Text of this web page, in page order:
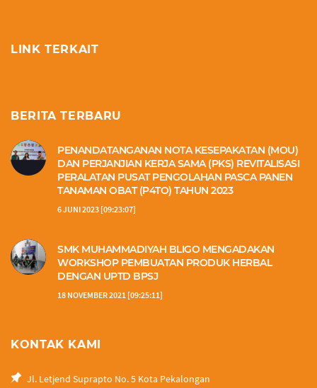
LINK TERKAIT
BERITA TERBARU
PENANDATANGANAN NOTA KESEPAKATAN (MOU)
DAN PERJANJIAN KERJA SAMA (PKS) REVITALISASI
PERALATAN PUSAT PENGOLAHAN PASCA PANEN
TANAMAN OBAT (P4TO) TAHUN 2023
6 JUNI 2023 [09:23:07]
SMK MUHAMMADIYAH BLIGO MENGADAKAN
WORKSHOP PEMBUATAN PRODUK HERBAL
DENGAN UPTD BPSJ
18 NOVEMBER 2021 [09:25:11]
KONTAK KAMI
Jl. Letjend Suprapto No. 5 Kota Pekalongan